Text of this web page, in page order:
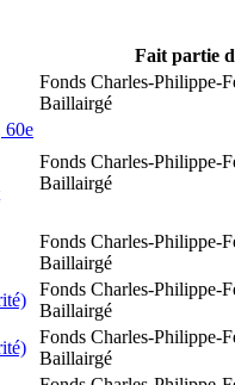
Fait partie
Fonds Charles-Philippe-
Baillairgé
60e
Fonds Charles-Philippe-
Baillairgé
Fonds Charles-Philippe-
Baillairgé
Fonds Charles-Philippe-
Baillairgé
Fonds Charles-Philippe-
Baillairgé